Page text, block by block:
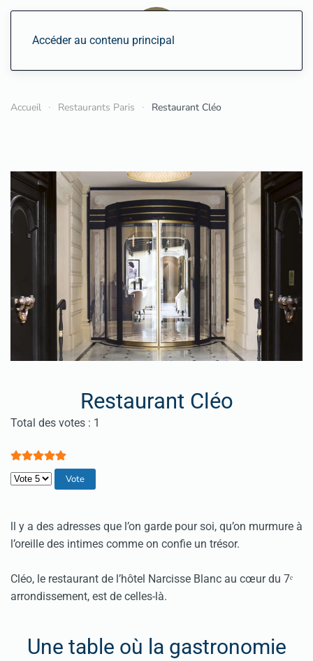
Accéder au contenu principal
Accueil Restaurants Paris Restaurant Cléo
Restaurant Cléo
Vote utilisateur:5/
Total des votes : 1
Veuillez voter
ll y a des adresses que l’on garde pour soi, qu’on murmure à
l’oreille des intimes comme on confie un trésor.
Cléo, le restaurant de l’hôtel Narcisse Blanc au cœur du 7ᵉ
arrondissement, est de celles-là.
Une table où la gastronomie